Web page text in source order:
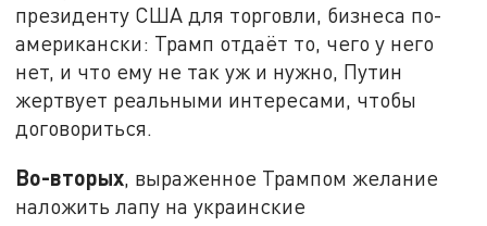
президенту США для торговли, бизнеса по-
американски: Трамп отдаёт то, чего у него
нет, и что ему не так уж и нужно, Путин
жертвует реальными интересами, чтобы
договориться.
Во-вторых, выраженное Трампом желание
наложить лапу на украинские